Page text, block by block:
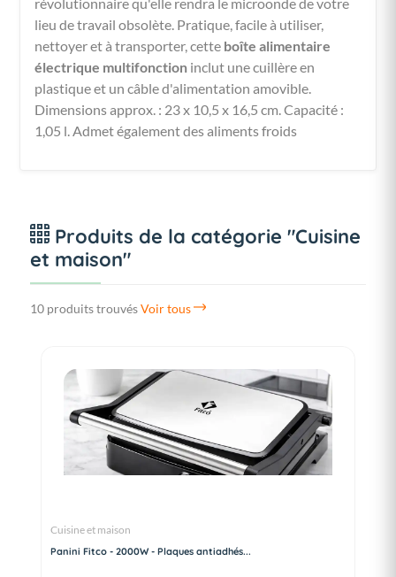
révolutionnaire qu'elle rendra le microonde de votre
lieu de travail obsolète. Pratique, facile à utiliser,
nettoyer et à transporter, cette boîte alimentaire
électrique multifonction inclut une cuillère en
plastique et un câble d'alimentation amovible.
Dimensions approx. : 23 x 10,5 x 16,5 cm. Capacité :
1,05 l. Admet également des aliments froids
Produits de la catégorie "Cuisine
et maison"
10 produits trouvésVoir tous
Cuisine et maison
Panini Fitco - 2000W - Plaques antiadhés...